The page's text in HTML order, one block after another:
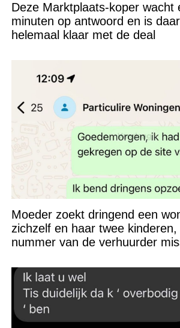
Deze Marktplaats-koper wacht
minuten op antwoord en is
helemaal klaar met de deal
Moeder zoekt dringend een
zichzelf en haar twee
nummer van de verhuurder